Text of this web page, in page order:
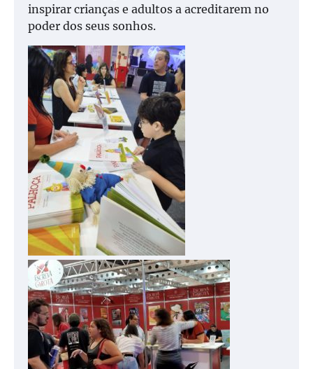
inspirar crianças e adultos a acreditarem no
poder dos seus sonhos.